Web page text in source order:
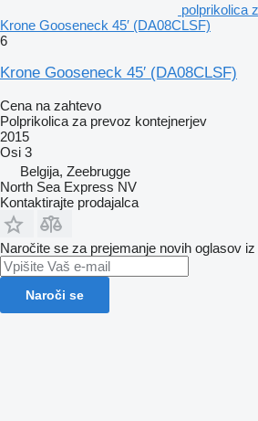
polprikolica
Krone Gooseneck 45′ (DA08CLSF)
6
Krone Gooseneck 45′ (DA08CLSF)
Cena na zahtevo
Polprikolica za prevoz kontejnerjev
2015
Osi 3
Belgija, Zeebrugge
North Sea Express NV
Kontaktirajte prodajalca
Naročite se za prejemanje novih oglasov
Naroči se